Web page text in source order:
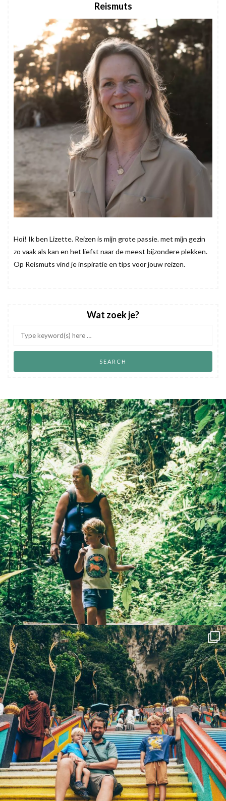
Reismuts
Hoi! Ik ben Lizette. Reizen is mijn grote passie. met mijn gezin
zo vaak als kan en het liefst naar de meest bijzondere plekken.
Op Reismuts vind je inspiratie en tips voor jouw reizen.
Wat zoek je?